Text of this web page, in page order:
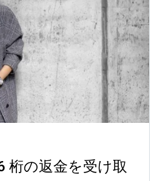
桁の返金を受け取